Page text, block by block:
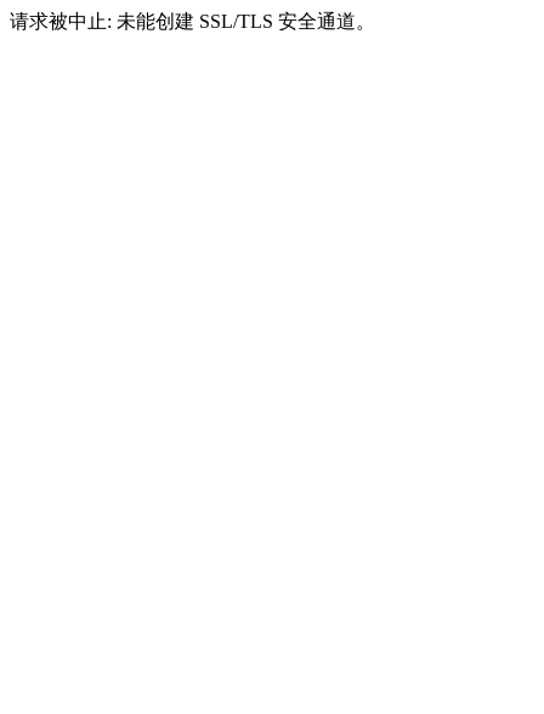
请求被中止: 未能创建 SSL/TLS 安全通道。